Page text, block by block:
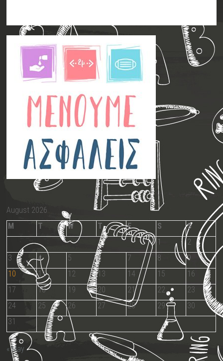
August 2026
M
T W T F S
S
1
2
3
4 5 6 7 8
9
10
11 12 13 14 15
16
17
18 19 20 21 22
23
24
25 26 27 28 29
30
31
« May